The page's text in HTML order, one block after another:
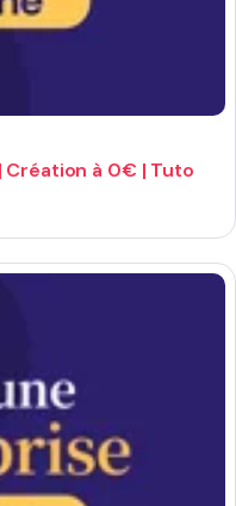
Création à 0€ | Tuto